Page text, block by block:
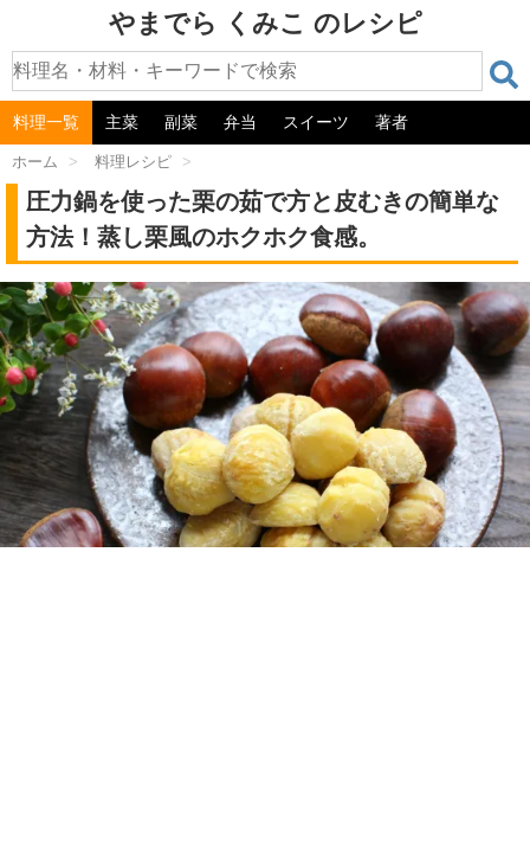
やまでら くみこ のレシピ
料理一覧 主菜 副菜 弁当 スイーツ 著者
ホーム > 料理レシピ >
圧力鍋を使った栗の茹で方と皮むきの簡単な
方法！蒸し栗風のホクホク食感。